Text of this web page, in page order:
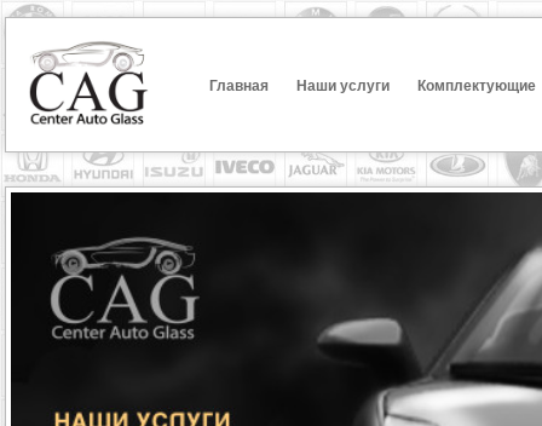
Главная Наши услуги Комплектующие